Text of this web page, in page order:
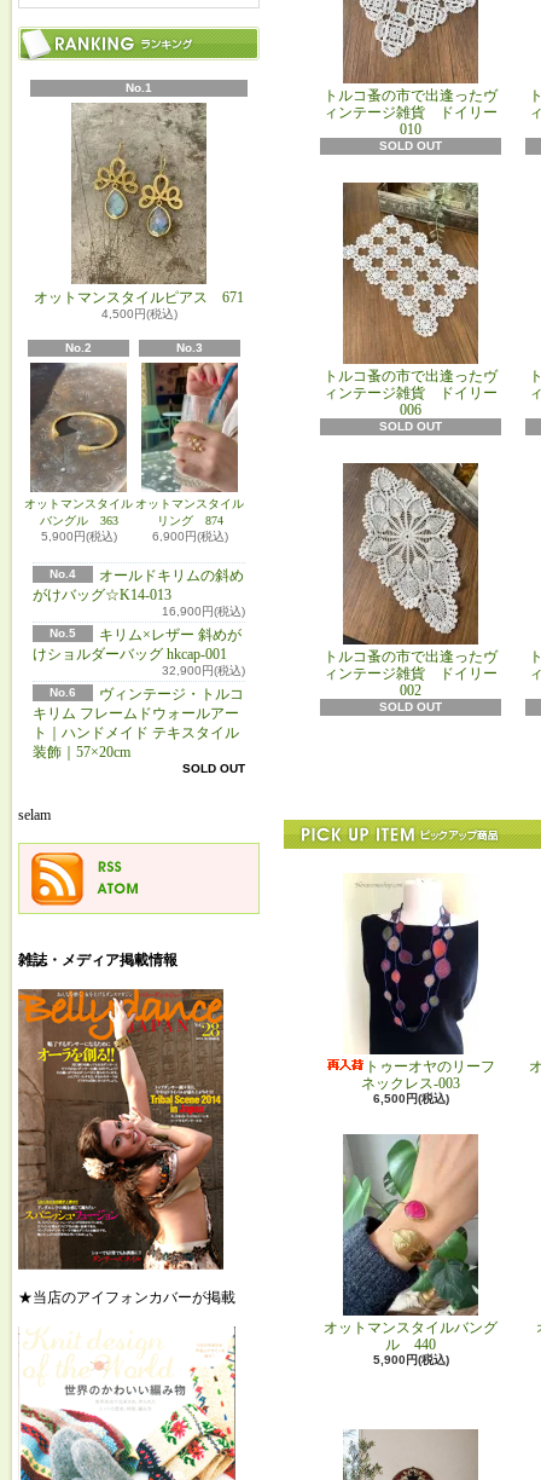
No.1
オットマンスタイルピアス 671
4,500円(税込)
No.2
オットマンスタイル
バングル 363
5,900円(税込)
No.3
オットマンスタイル
リング 874
6,900円(税込)
No.4
オールドキリムの斜め
がけバッグ☆K14-013
16,900円(税込)
No.5
キリム×レザー 斜めが
けショルダーバッグ hkcap-001
32,900円(税込)
No.6
ヴィンテージ・トルコ
キリム フレームドウォールアー
ト｜ハンドメイド テキスタイル
装飾｜57×20cm
SOLD OUT
selam
雑誌・メディア掲載情報
★当店のアイフォンカバーが掲載
トルコ蚤の市で出逢ったヴ
ィンテージ雑貨 ドイリー
010
SOLD OUT
トルコ蚤の市で出逢ったヴ
ィンテージ雑貨 ドイリー
006
SOLD OUT
トルコ蚤の市で出逢ったヴ
ィンテージ雑貨 ドイリー
002
SOLD OUT
トゥーオヤのリーフ
ネックレス-003
6,500円(税込)
オットマンスタイルバング
ル 440
5,900円(税込)